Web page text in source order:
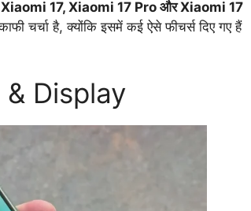
Xiaomi 17, Xiaomi 17 Pro और Xiaomi 17
चर्चा है, क्योंकि इसमें कई ऐसे फीचर्स दिए गए हैं
Display